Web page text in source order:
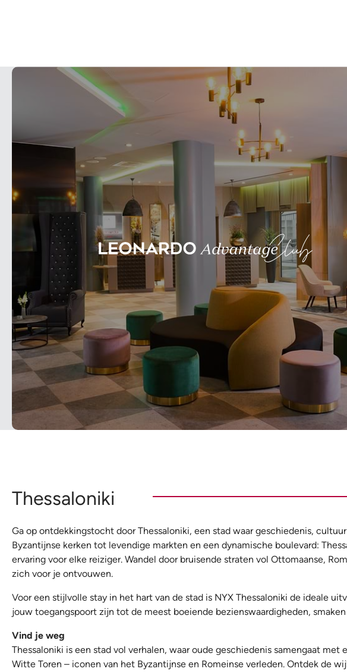
Thessaloniki
Ga op ontdekkingstocht door Thessaloniki, een stad waar geschiedenis,
Byzantijnse kerken tot levendige markten en een dynamische boulevard:
ervaring voor elke reiziger. Wandel door bruisende straten vol Ottomaanse,
zich voor je ontvouwen.
Voor een stijlvolle stay in het hart van de stad is NYX Thessaloniki de ideale
jouw toegangspoort zijn tot de meest boeiende bezienswaardigheden, smaken
Vind je weg
Thessaloniki is een stad vol verhalen, waar oude geschiedenis samengaat
Witte Toren – iconen van het Byzantijnse en Romeinse verleden. Ontdek de